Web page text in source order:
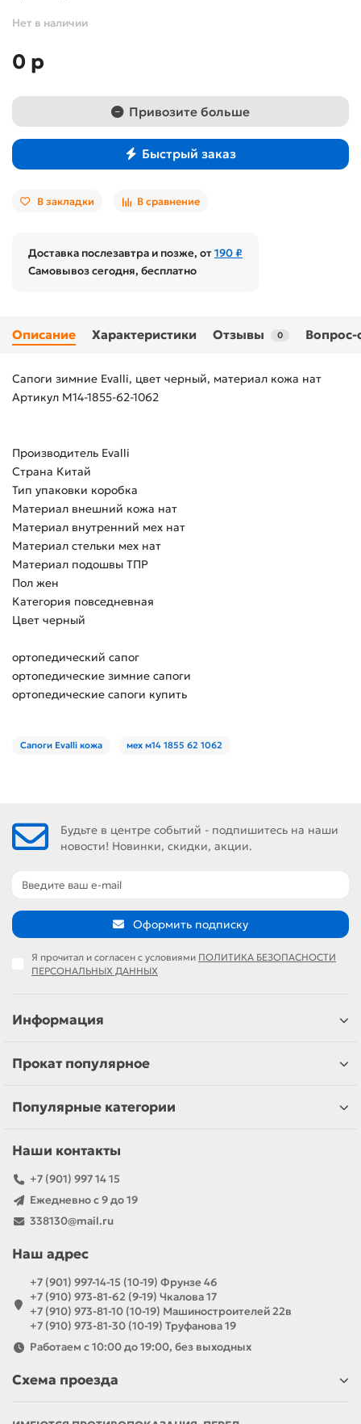
Нет в наличии
0 р
Привозите больше
Быстрый заказ
В закладки В сравнение
Доставка послезавтра и позже, от190 ₽
Самовывоз сегодня, бесплатно
Описание Характеристики Отзывы 0 Вопрос-
Сапоги зимние Evalli, цвет черный, материал кожа нат
Артикул M14-1855-62-1062
Производитель Evalli
Страна Китай
Тип упаковки коробка
Материал внешний кожа нат
Материал внутренний мех нат
Материал стельки мех нат
Материал подошвы ТПР
Пол жен
Категория повседневная
Цвет черный
ортопедический сапог
ортопедические зимние сапоги
ортопедические сапоги купить
Сапоги Evalli кожа мех м14 1855 62 1062
Будьте в центре событий - подпишитесь на наши
новости! Новинки, скидки, акции.
Оформить подписку
Я прочитал и согласен с условиями ПОЛИТИКА БЕЗОПАСНОСТИ
ПЕРСОНАЛЬНЫХ ДАННЫХ
Информация
Прокат популярное
Популярные категории
Наши контакты
+7 (901) 997 14 15
Ежедневно с 9 до 19
338130@mail.ru
Наш адрес
+7 (901) 997-14-15 (10-19) Фрунзе 46
+7 (910) 973-81-62 (9-19) Чкалова 17
+7 (910) 973-81-10 (10-19) Машиностроителей 22в
+7 (910) 973-81-30 (10-19) Труфанова 19
Работаем с 10:00 до 19:00, без выходных
Схема проезда